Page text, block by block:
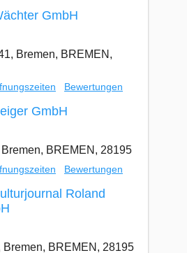
GmbH
Bremen, BREMEN,
Bewertungen
GmbH
Bremen, BREMEN, 28195
Bewertungen
Roland
Bremen, BREMEN, 28195